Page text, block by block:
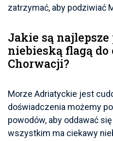
zatrzymać, aby podziwiać
Jakie są najlepsze
niebieską flagą
Chorwacji?
Morze Adriatyckie jest
doświadczenia możemy
powodów, aby oddawać
wszystkim ma ciekawy